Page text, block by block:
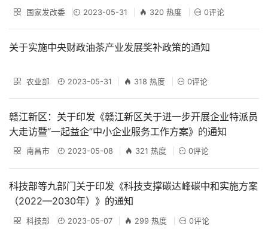
国家发改委 2023-05-31 320 热度 0评论
关于实施中央财政油茶产业发展奖补政策的通知
农业部 2023-05-31 318 热度 0评论
赣江新区：关于印发《赣江新区关于进一步开展企业特派员
大走访暨“一起益企”中小企业服务工作方案》的通知
南昌市 2023-05-08 321 热度 0评论
科技部等九部门关于印发《科技支撑碳达峰碳中和实施方案
（2022—2030年）》的通知
科技部 2023-05-07 299 热度 0评论